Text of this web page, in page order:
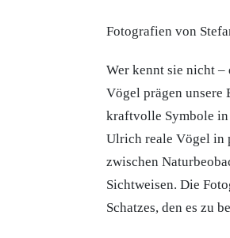
Fotografien von
Wer kennt sie nicht –
Vögel prägen unsere
kraftvolle Symbole
Ulrich reale Vögel in
zwischen
Sichtweisen. Die
Schatzes, den es zu